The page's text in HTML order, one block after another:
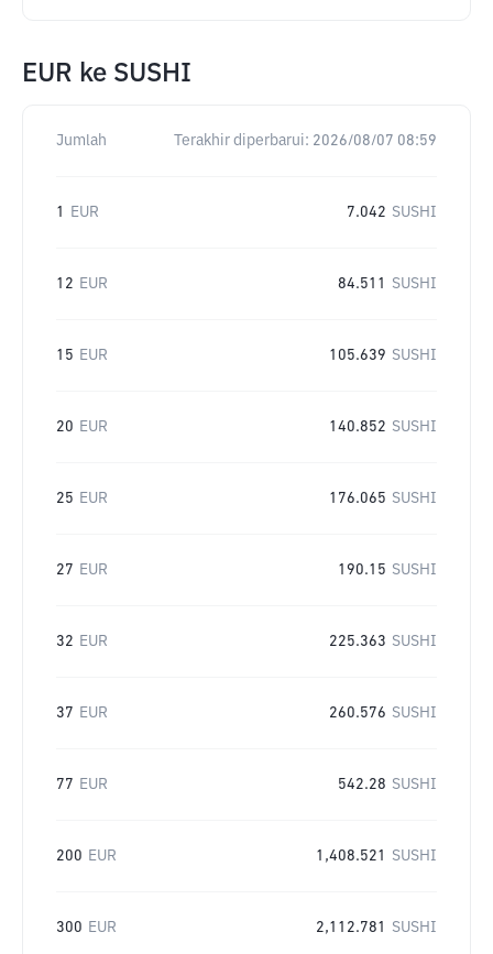
EUR ke SUSHI
Jumlah Terakhir diperbarui: 2026/08/07 08:59
1 EUR 7.042 SUSHI
12 EUR 84.511 SUSHI
15 EUR 105.639 SUSHI
20 EUR 140.852 SUSHI
25 EUR 176.065 SUSHI
27 EUR 190.15 SUSHI
32 EUR 225.363 SUSHI
37 EUR 260.576 SUSHI
77 EUR 542.28 SUSHI
200 EUR 1,408.521 SUSHI
300 EUR 2,112.781 SUSHI